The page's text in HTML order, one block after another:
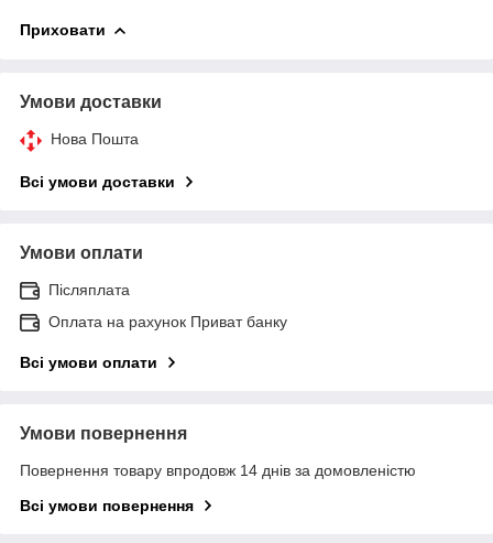
Приховати
Умови доставки
Нова Пошта
Всі умови доставки
Умови оплати
Післяплата
Оплата на рахунок Приват банку
Всі умови оплати
Умови повернення
Повернення товару впродовж 14 днів за домовленістю
Всі умови повернення